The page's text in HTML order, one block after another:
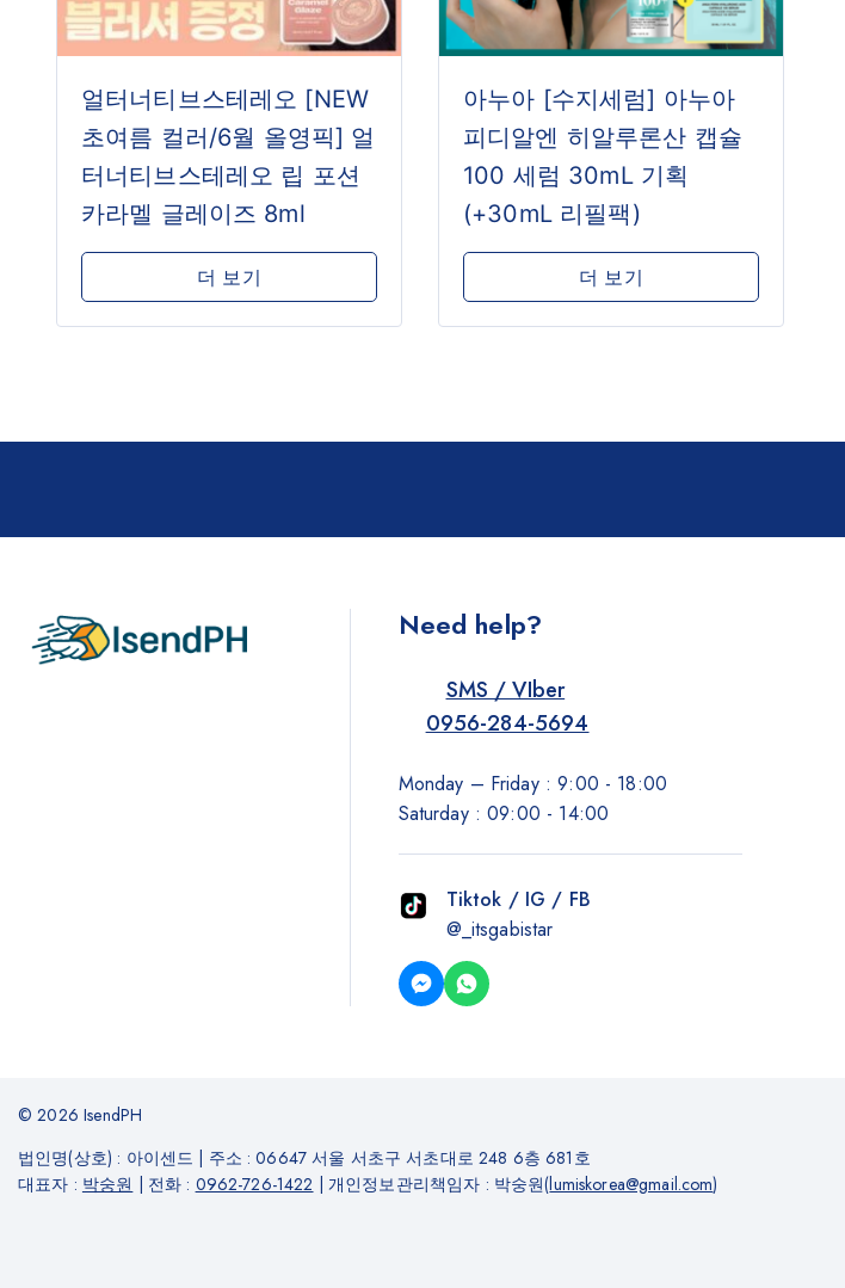
얼터너티브스테레오 [NEW
초여름 컬러/6월 올영픽] 얼
터너티브스테레오 립 포션
카라멜 글레이즈 8ml
더 보기
아누아 [수지세럼] 아누아
피디알엔 히알루론산 캡슐
100 세럼 30mL 기획
(+30mL 리필팩)
더 보기
Need help?
SMS / VIber
0956-284-5694
Monday – Friday : 9:00 - 18:00
Saturday : 09:00 - 14:00
Tiktok / IG / FB
@_itsgabistar
© 2026 IsendPH
법인명(상호) : 아이센드
주소 : 06647 서울 서초구 서초대로 248 6층 681호
대표자 : 박숭원 전화 : 0962-726-1422 개인정보관리책임자 : 박숭원(lumiskorea@gmail.com)